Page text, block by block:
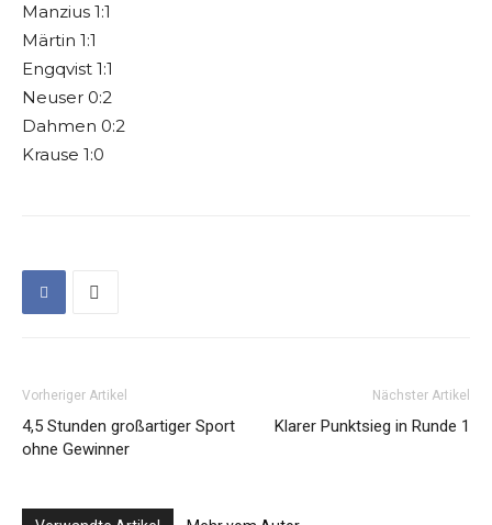
Manzius 1:1
Märtin 1:1
Engqvist 1:1
Neuser 0:2
Dahmen 0:2
Krause 1:0
Vorheriger Artikel
4,5 Stunden großartiger Sport
ohne Gewinner
Nächster Artikel
Klarer Punktsieg in Runde 1